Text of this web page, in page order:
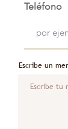
Teléfono
Escribe un